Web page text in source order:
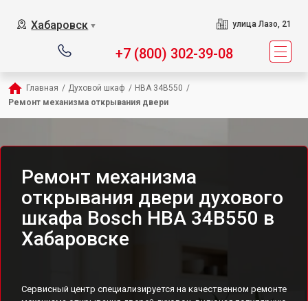
Хабаровск ▼ улица Лазо, 21
+7 (800) 302-39-08
Главная / Духовой шкаф / HBA 34B550 /
Ремонт механизма открывания двери
Ремонт механизма
открывания двери духового
шкафа Bosch HBA 34B550 в
Хабаровске
Сервисный центр специализируется на качественном ремонте